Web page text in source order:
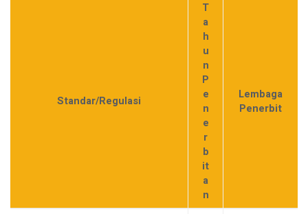
Standar/Regulasi
T
a
h
u
n
P
e
n
e
r
b
it
a
n
Lembaga
Penerbit